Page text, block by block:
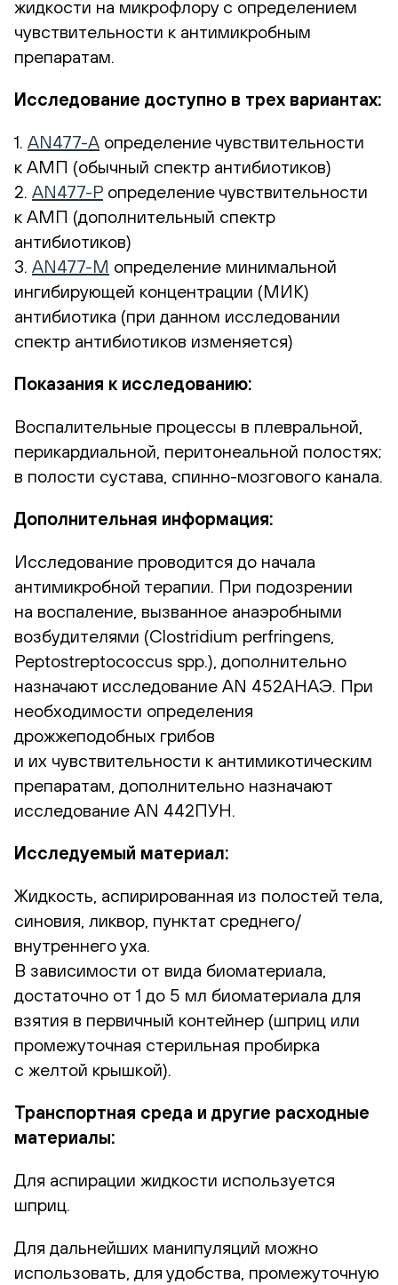
жидкости на микрофлору с определением
чувствительности к антимикробным
препаратам.
Исследование доступно в трех вариантах:
1. AN477-A определение чувствительности
к АМП (обычный спектр антибиотиков)
2. AN477-Р определение чувствительности
к АМП (дополнительный спектр
антибиотиков)
3. AN477-М определение минимальной
ингибирующей концентрации (МИК)
антибиотика (при данном исследовании
спектр антибиотиков изменяется)
Показания к исследованию:
Воспалительные процессы в плевральной,
перикардиальной, перитонеальной полостях;
в полости сустава, спинно-мозгового канала.
Дополнительная информация:
Исследование проводится до начала
антимикробной терапии. При подозрении
на воспаление, вызванное анаэробными
возбудителями (Clostridium perfringens,
Peptostreptococcus spp.), дополнительно
назначают исследование AN 452АНАЭ. При
необходимости определения
дрожжеподобных грибов
и их чувствительности к антимикотическим
препаратам, дополнительно назначают
исследование AN 442ПУН.
Исследуемый материал:
Жидкость, аспирированная из полостей тела,
синовия, ликвор, пунктат среднего/
внутреннего уха.
В зависимости от вида биоматериала,
достаточно от 1 до 5 мл биоматериала для
взятия в первичный контейнер (шприц или
промежуточная стерильная пробирка
с желтой крышкой).
Транспортная среда и другие расходные
материалы:
Для аспирации жидкости используется
шприц.
Для дальнейших манипуляций можно
использовать, для удобства, промежуточную